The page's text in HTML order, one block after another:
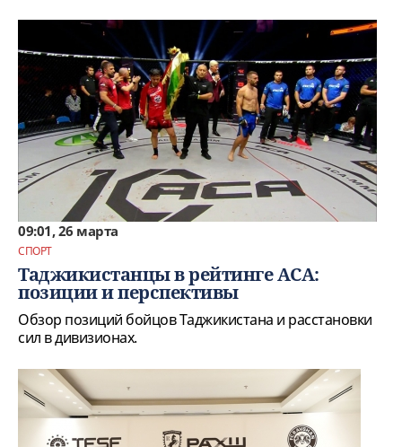
09:01, 26 марта
СПОРТ
Таджикистанцы в рейтинге ACA:
позиции и перспективы
Обзор позиций бойцов Таджикистана и расстановки
сил в дивизионах.